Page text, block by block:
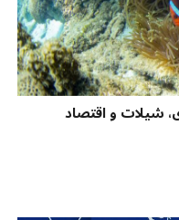
شیلات و اقتصاد